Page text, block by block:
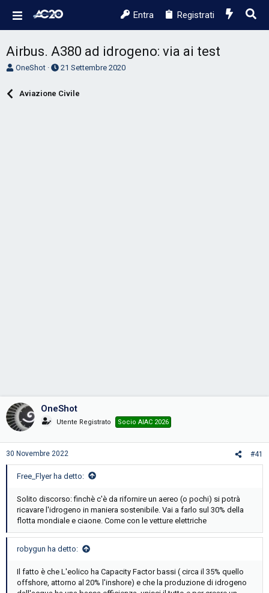
Entra Registrati
Airbus. A380 ad idrogeno: via ai test
A
OneShot
D
t
21 Settembre 2020
Aviazione Civile
OneShot
Utente Registrato Socio AIAC 2026
30 Novembre 2022 #41
Free_Flyer ha detto:
Solito discorso: finchè c'è da rifornire un aereo (o pochi) si potrà
ricavare l'idrogeno in maniera sostenibile. Vai a farlo sul 30% della
flotta mondiale e ciaone. Come con le vetture elettriche
robygun ha detto:
Il fatto è che L'eolico ha Capacity Factor bassi ( circa il 35% quello
offshore, attorno al 20% l'inshore) e che la produzione di idrogeno